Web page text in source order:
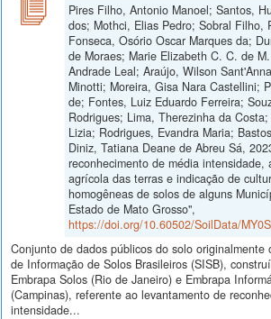
Pires Filho, Antonio Manoel; Santos,
dos; Mothci, Elias Pedro; Sobral Filho,
Fonseca, Osório Oscar Marques da;
de Moraes; Marie Elizabeth C. C. de
Andrade Leal; Araújo, Wilson
Minotti; Moreira, Gisa Nara Castellini;
de; Fontes, Luiz Eduardo Ferreira;
Rodrigues; Lima, Therezinha da
Lizia; Rodrigues, Evandra Maria;
Diniz, Tatiana Deane de Abreu Sá,
reconhecimento de média intensidade,
agrícola das terras e indicação de
homogêneas de solos de alguns
Estado de Mato Grosso",
https://doi.org/10.60502/SoilData/
Conjunto de dados públicos do solo originalmente
de Informação de Solos Brasileiros (SISB),
Embrapa Solos (Rio de Janeiro) e Embrapa
(Campinas), referente ao levantamento de
intensidade...